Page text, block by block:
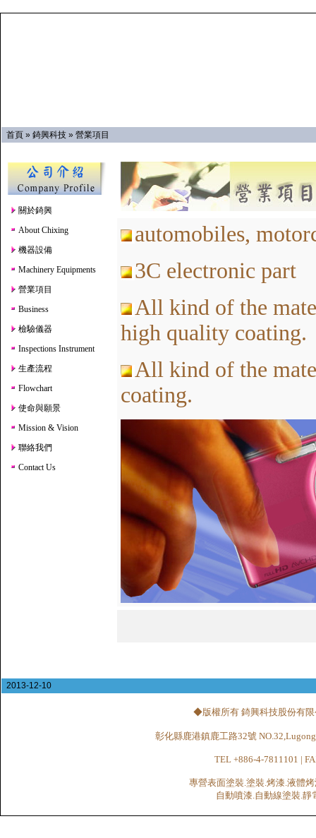
首頁 » 錡興科技 » 營業項目
關於錡興
About Chixing
機器設備
Machinery Equipments
營業項目
Business
檢驗儀器
Inspections Instrument
生產流程
Flowchart
使命與願景
Mission & Vision
聯絡我們
Contact Us
automobiles,
3C electronic part
All kind of the
high quality coating.
All kind of the
coating.
2013-12-10
◆版權所有 錡興科技股份有限
彰化縣鹿港鎮鹿工路32號
TEL +886-4-7811101 |
專營表面塗裝.塗裝.烤漆.液體
自動噴漆.自動線塗裝.